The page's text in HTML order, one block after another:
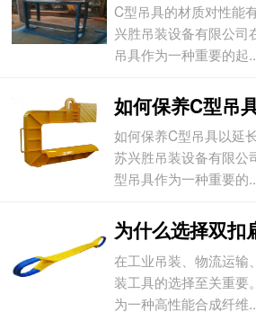
C型吊具的材质对性
兴胜吊装设备有限公司
吊具作为一种重要的起
如何保养C型吊具以
苏兴胜吊装设备有限公
型吊具作为一种重要的
为什么选择双扣
在工业吊装、物流运输
装工具的选择至关重要
为一种高性能合成纤维